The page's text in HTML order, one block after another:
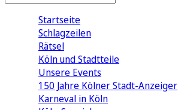
Startseite
Schlagzeilen
Rätsel
Köln und Stadtteile
Unsere Events
150 Jahre Kölner Stadt-Anzeiger
Karneval in Köln